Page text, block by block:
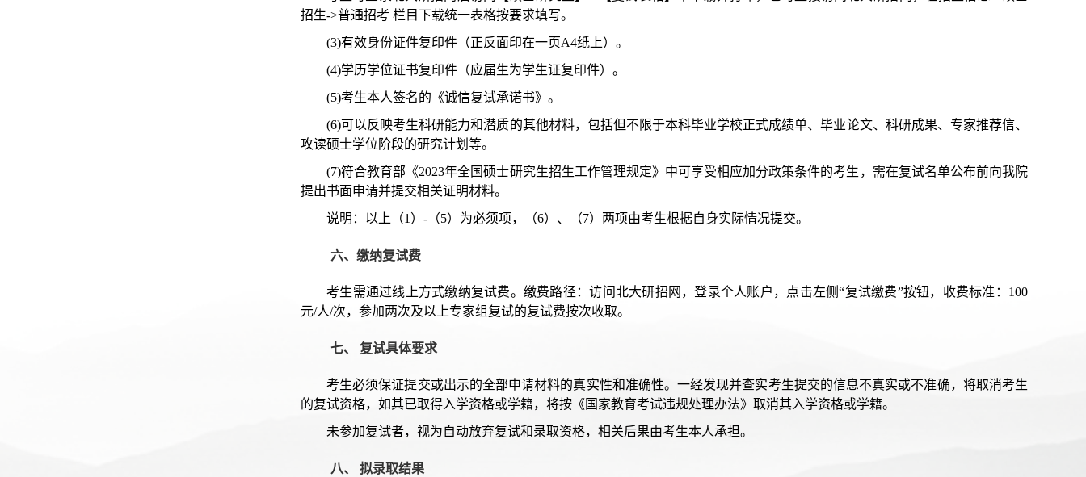
招生->普通招考 栏目下载统一表格按要求填写。
(3)有效身份证件复印件（正反面印在一页A4纸上）。
(4)学历学位证书复印件（应届生为学生证复印件）。
(5)考生本人签名的《诚信复试承诺书》。
(6)可以反映考生科研能力和潜质的其他材料，包括但不限于本科毕业学校正式成绩单、毕业论文、科研成果、专家推荐信、
攻读硕士学位阶段的研究计划等。
(7)符合教育部《2023年全国硕士研究生招生工作管理规定》中可享受相应加分政策条件的考生，需在复试名单公布前向我院
提出书面申请并提交相关证明材料。
说明：以上（1）-（5）为必须项，（6）、（7）两项由考生根据自身实际情况提交。
六、缴纳复试费
考生需通过线上方式缴纳复试费。缴费路径：访问北大研招网，登录个人账户，点击左侧“复试缴费”按钮，收费标准：100
元/人/次，参加两次及以上专家组复试的复试费按次收取。
七、 复试具体要求
考生必须保证提交或出示的全部申请材料的真实性和准确性。一经发现并查实考生提交的信息不真实或不准确，将取消考生
的复试资格，如其已取得入学资格或学籍，将按《国家教育考试违规处理办法》取消其入学资格或学籍。
未参加复试者，视为自动放弃复试和录取资格，相关后果由考生本人承担。
八、 拟录取结果